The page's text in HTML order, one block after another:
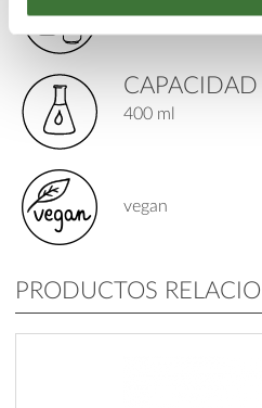
serums corporal
CAPACIDAD
400 ml
vegan
PRODUCTOS